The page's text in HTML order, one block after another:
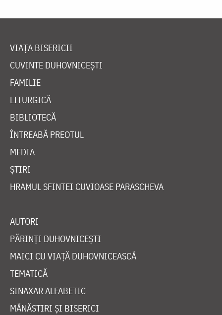
VIAȚA BISERICII
CUVINTE DUHOVNICEȘTI
FAMILIE
LITURGICĂ
BIBLIOTECĂ
ÎNTREABĂ PREOTUL
MEDIA
ȘTIRI
HRAMUL SFINTEI CUVIOASE PARASCHEVA
AUTORI
PĂRINȚI DUHOVNICEȘTI
MAICI CU VIAȚĂ DUHOVNICEASCĂ
TEMATICĂ
SINAXAR ALFABETIC
MĂNĂSTIRI ȘI BISERICI